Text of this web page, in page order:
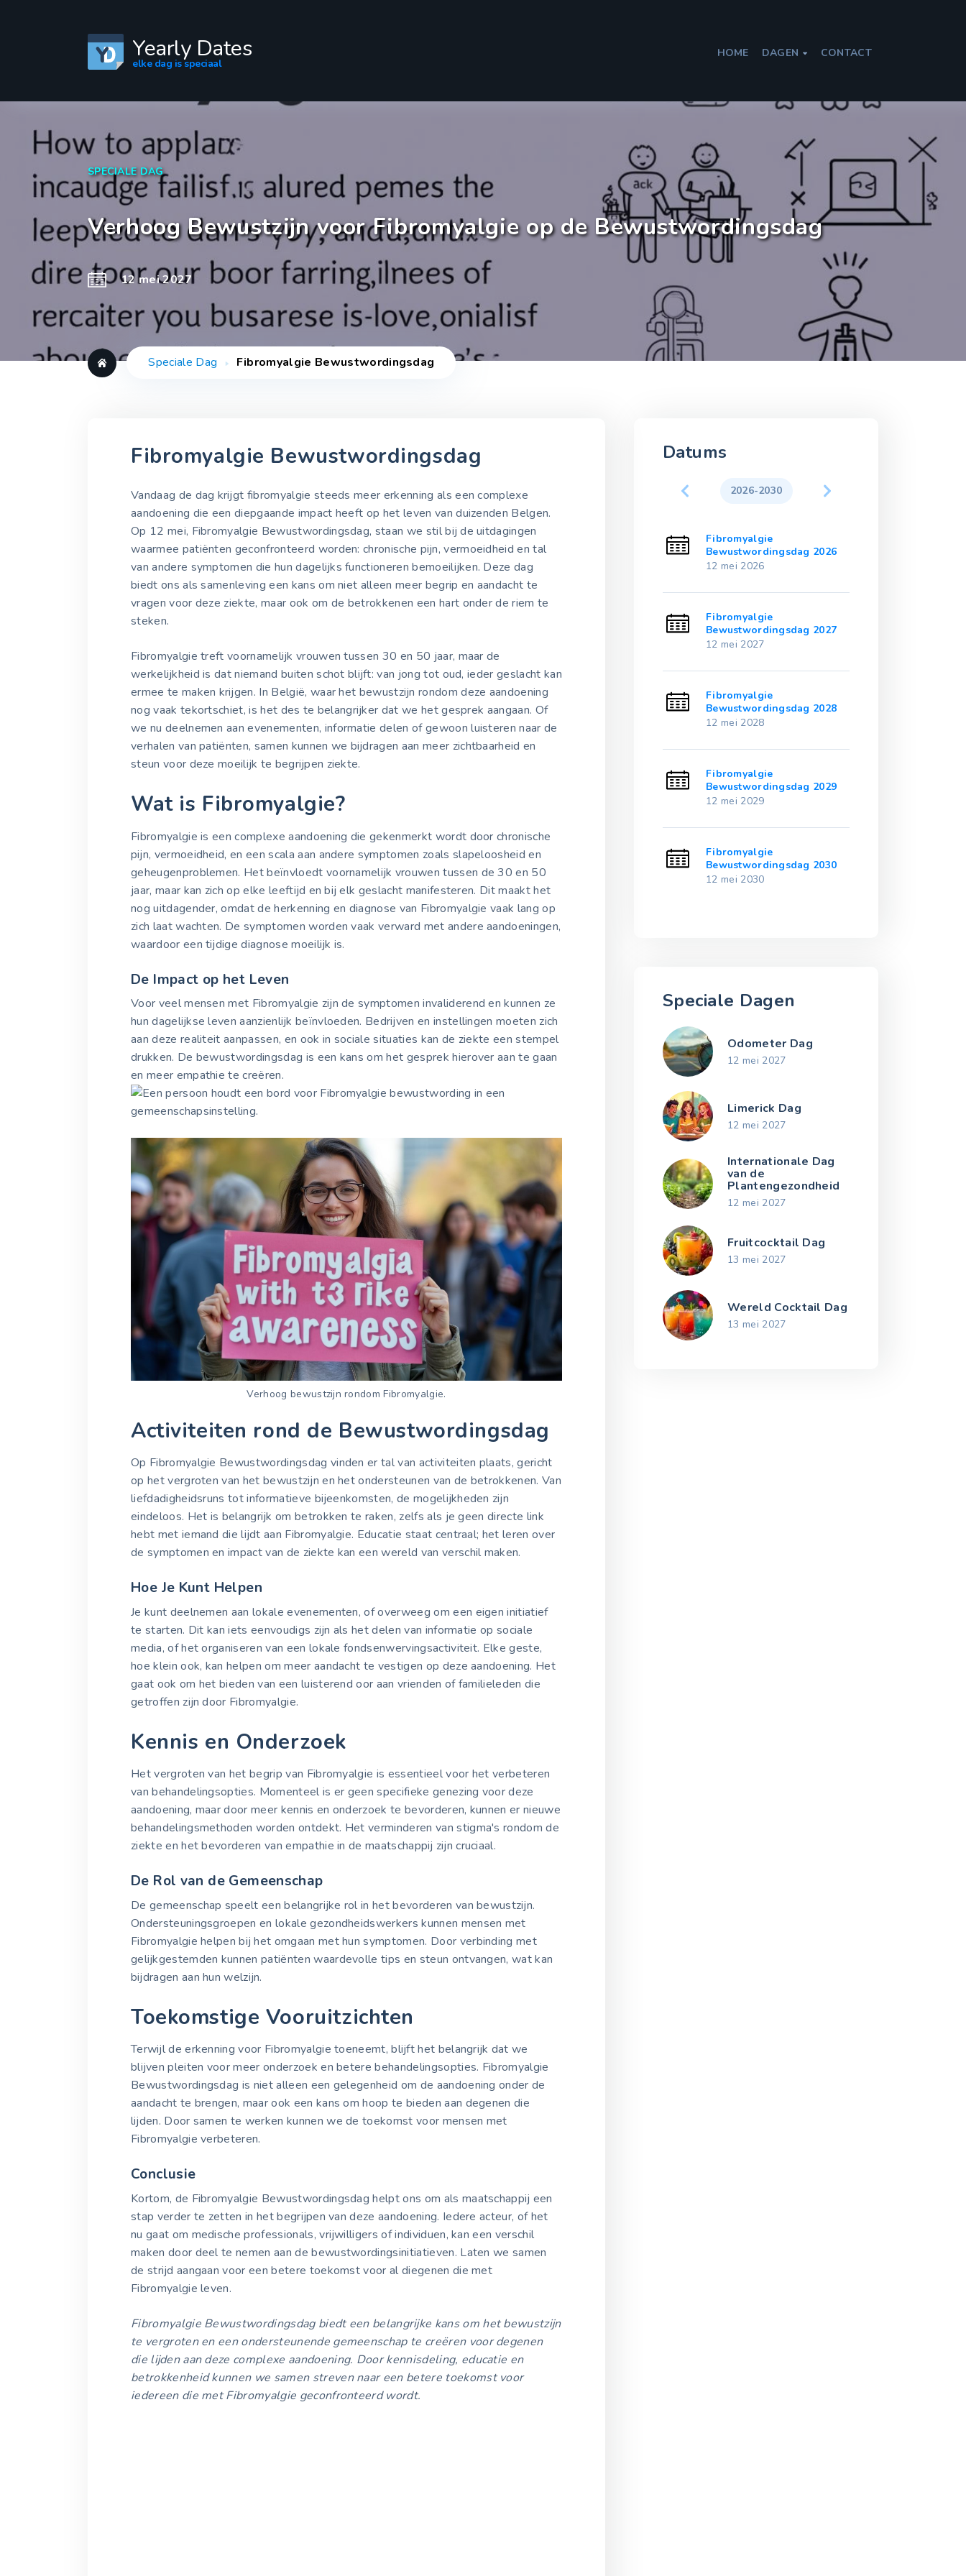
Yearly Dates
elke dag is speciaal
HOME DAGEN  CONTACT
SPECIALE DAG
Verhoog Bewustzijn voor Fibromyalgie op de Bewustwordingsdag
12 mei 2027
Speciale Dag Fibromyalgie Bewustwordingsdag
Fibromyalgie Bewustwordingsdag
Vandaag de dag krijgt fibromyalgie steeds meer erkenning als een complexe
aandoening die een diepgaande impact heeft op het leven van duizenden Belgen.
Op 12 mei, Fibromyalgie Bewustwordingsdag, staan we stil bij de uitdagingen
waarmee patiënten geconfronteerd worden: chronische pijn, vermoeidheid en tal
van andere symptomen die hun dagelijks functioneren bemoeilijken. Deze dag
biedt ons als samenleving een kans om niet alleen meer begrip en aandacht te
vragen voor deze ziekte, maar ook om de betrokkenen een hart onder de riem te
steken.
Fibromyalgie treft voornamelijk vrouwen tussen 30 en 50 jaar, maar de
werkelijkheid is dat niemand buiten schot blijft: van jong tot oud, ieder geslacht kan
ermee te maken krijgen. In België, waar het bewustzijn rondom deze aandoening
nog vaak tekortschiet, is het des te belangrijker dat we het gesprek aangaan. Of
we nu deelnemen aan evenementen, informatie delen of gewoon luisteren naar de
verhalen van patiënten, samen kunnen we bijdragen aan meer zichtbaarheid en
steun voor deze moeilijk te begrijpen ziekte.
Wat is Fibromyalgie?
Fibromyalgie is een complexe aandoening die gekenmerkt wordt door chronische
pijn, vermoeidheid, en een scala aan andere symptomen zoals slapeloosheid en
geheugenproblemen. Het beïnvloedt voornamelijk vrouwen tussen de 30 en 50
jaar, maar kan zich op elke leeftijd en bij elk geslacht manifesteren. Dit maakt het
nog uitdagender, omdat de herkenning en diagnose van Fibromyalgie vaak lang op
zich laat wachten. De symptomen worden vaak verward met andere aandoeningen,
waardoor een tijdige diagnose moeilijk is.
De Impact op het Leven
Voor veel mensen met Fibromyalgie zijn de symptomen invaliderend en kunnen ze
hun dagelijkse leven aanzienlijk beïnvloeden. Bedrijven en instellingen moeten zich
aan deze realiteit aanpassen, en ook in sociale situaties kan de ziekte een stempel
drukken. De bewustwordingsdag is een kans om het gesprek hierover aan te gaan
en meer empathie te creëren.
Verhoog bewustzijn rondom Fibromyalgie.
Activiteiten rond de Bewustwordingsdag
Op Fibromyalgie Bewustwordingsdag vinden er tal van activiteiten plaats, gericht
op het vergroten van het bewustzijn en het ondersteunen van de betrokkenen. Van
liefdadigheidsruns tot informatieve bijeenkomsten, de mogelijkheden zijn
eindeloos. Het is belangrijk om betrokken te raken, zelfs als je geen directe link
hebt met iemand die lijdt aan Fibromyalgie. Educatie staat centraal; het leren over
de symptomen en impact van de ziekte kan een wereld van verschil maken.
Hoe Je Kunt Helpen
Je kunt deelnemen aan lokale evenementen, of overweeg om een eigen initiatief
te starten. Dit kan iets eenvoudigs zijn als het delen van informatie op sociale
media, of het organiseren van een lokale fondsenwervingsactiviteit. Elke geste,
hoe klein ook, kan helpen om meer aandacht te vestigen op deze aandoening. Het
gaat ook om het bieden van een luisterend oor aan vrienden of familieleden die
getroffen zijn door Fibromyalgie.
Kennis en Onderzoek
Het vergroten van het begrip van Fibromyalgie is essentieel voor het verbeteren
van behandelingsopties. Momenteel is er geen specifieke genezing voor deze
aandoening, maar door meer kennis en onderzoek te bevorderen, kunnen er nieuwe
behandelingsmethoden worden ontdekt. Het verminderen van stigma's rondom de
ziekte en het bevorderen van empathie in de maatschappij zijn cruciaal.
De Rol van de Gemeenschap
De gemeenschap speelt een belangrijke rol in het bevorderen van bewustzijn.
Ondersteuningsgroepen en lokale gezondheidswerkers kunnen mensen met
Fibromyalgie helpen bij het omgaan met hun symptomen. Door verbinding met
gelijkgestemden kunnen patiënten waardevolle tips en steun ontvangen, wat kan
bijdragen aan hun welzijn.
Toekomstige Vooruitzichten
Terwijl de erkenning voor Fibromyalgie toeneemt, blijft het belangrijk dat we
blijven pleiten voor meer onderzoek en betere behandelingsopties. Fibromyalgie
Bewustwordingsdag is niet alleen een gelegenheid om de aandoening onder de
aandacht te brengen, maar ook een kans om hoop te bieden aan degenen die
lijden. Door samen te werken kunnen we de toekomst voor mensen met
Fibromyalgie verbeteren.
Conclusie
Kortom, de Fibromyalgie Bewustwordingsdag helpt ons om als maatschappij een
stap verder te zetten in het begrijpen van deze aandoening. Iedere acteur, of het
nu gaat om medische professionals, vrijwilligers of individuen, kan een verschil
maken door deel te nemen aan de bewustwordingsinitiatieven. Laten we samen
de strijd aangaan voor een betere toekomst voor al diegenen die met
Fibromyalgie leven.
Fibromyalgie Bewustwordingsdag biedt een belangrijke kans om het bewustzijn
te vergroten en een ondersteunende gemeenschap te creëren voor degenen
die lijden aan deze complexe aandoening. Door kennisdeling, educatie en
betrokkenheid kunnen we samen streven naar een betere toekomst voor
iedereen die met Fibromyalgie geconfronteerd wordt.
Datums
Fibromyalgie
Bewustwordingsdag 2021
12 mei 2021
Fibromyalgie
Bewustwordingsdag 2023
12 mei 2023
Fibromyalgie
Bewustwordingsdag 2025
12 mei 2025
2026-2030
Fibromyalgie
Bewustwordingsdag 2026
12 mei 2026
Fibromyalgie
Bewustwordingsdag 2027
12 mei 2027
Fibromyalgie
Bewustwordingsdag 2028
12 mei 2028
Fibromyalgie
Bewustwordingsdag 2029
12 mei 2029
Fibromyalgie
Bewustwordingsdag 2030
12 mei 2030
Speciale Dagen
Odometer Dag
12 mei 2027
Limerick Dag
12 mei 2027
Internationale Dag
van de
Plantengezondheid
12 mei 2027
Fruitcocktail Dag
13 mei 2027
Wereld Cocktail Dag
13 mei 2027